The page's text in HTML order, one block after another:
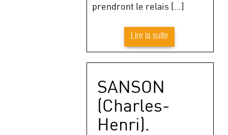
prendront le relais […]
Lire la suite
SANSON
(Charles-
Henri).